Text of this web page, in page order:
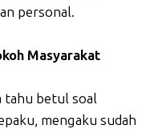
personal.
Masyarakat
tahu betul soal
mengaku sudah